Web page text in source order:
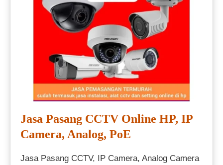
Jasa Pasang CCTV Online HP, IP
Camera, Analog, PoE
Jasa Pasang CCTV, IP Camera, Analog Camera